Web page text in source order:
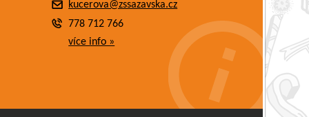
kucerova@zssazavska.cz
778 712 766
více info »